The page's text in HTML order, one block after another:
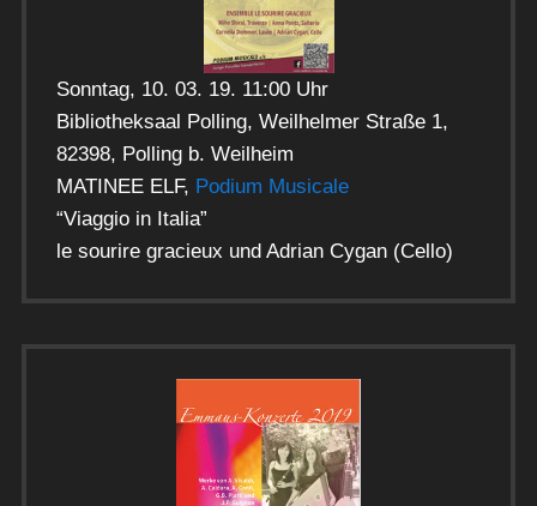
Sonntag, 10. 03. 19. 11:00 Uhr
Bibliotheksaal Polling, Weilhelmer Straße 1,
82398, Polling b. Weilheim
MATINEE ELF, Podium Musicale
“Viaggio in Italia”
le sourire gracieux und Adrian Cygan (Cello)